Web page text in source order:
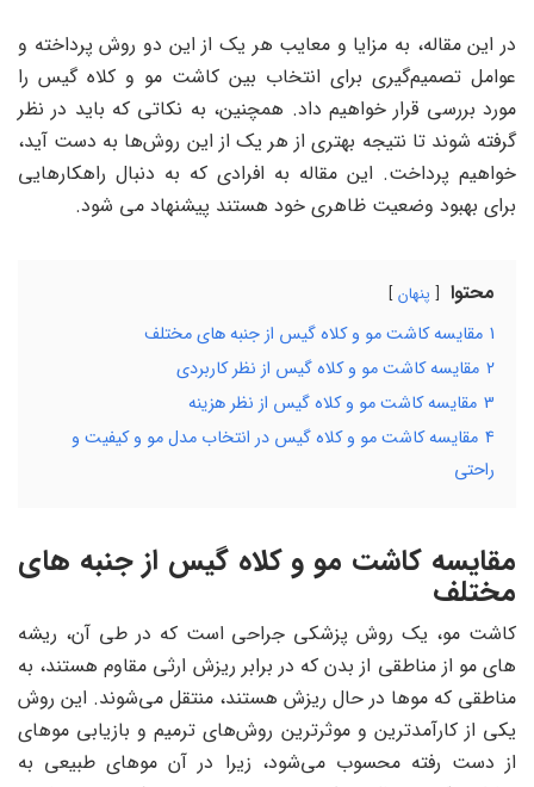
در این مقاله، به مزایا و معایب هر یک از این دو روش پرداخته و
عوامل تصمیم‌گیری برای انتخاب بین کاشت مو و کلاه گیس را
مورد بررسی قرار خواهیم داد. همچنین، به نکاتی که باید در نظر
گرفته شوند تا نتیجه بهتری از هر یک از این روش‌ها به دست آید،
خواهیم پرداخت. این مقاله به افرادی که به دنبال راهکارهایی
برای بهبود وضعیت ظاهری خود هستند پیشنهاد می شود.
محتوا پنهان
1 مقایسه کاشت مو و کلاه گیس از جنبه های مختلف
2 مقایسه کاشت مو و کلاه گیس از نظر کاربردی
3 مقایسه کاشت مو و کلاه گیس از نظر هزینه
4 مقایسه کاشت مو و کلاه گیس در انتخاب مدل مو و کیفیت و
راحتی
مقایسه کاشت مو و کلاه گیس از جنبه های
مختلف
کاشت مو، یک روش پزشکی جراحی است که در طی آن، ریشه‌
های مو از مناطقی از بدن که در برابر ریزش ارثی مقاوم هستند، به
مناطقی که موها در حال ریزش هستند، منتقل می‌شوند. این روش
یکی از کارآمدترین و موثرترین روش‌های ترمیم و بازیابی موهای
از دست رفته محسوب می‌شود، زیرا در آن موهای طبیعی به